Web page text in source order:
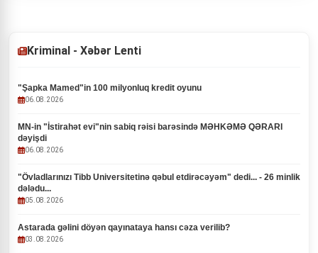
Kriminal - Xəbər Lenti
"Şapka Mamed"in 100 milyonluq kredit oyunu
06.08.2026
MN-in "İstirahət evi"nin sabiq rəisi barəsində MƏHKƏMƏ QƏRARI
dəyişdi
06.08.2026
"Övladlarınızı Tibb Universitetinə qəbul etdirəcəyəm" dedi... - 26 minlik
dələdu...
05.08.2026
Astarada gəlini döyən qayınataya hansı cəza verilib?
03.08.2026